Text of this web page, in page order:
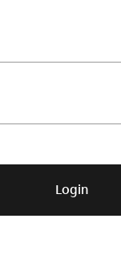
Login